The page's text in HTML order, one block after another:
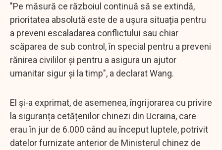
"Pe măsură ce războiul continuă să se extindă,
prioritatea absolută este de a ușura situația pentru
a preveni escaladarea conflictului sau chiar
scăparea de sub control, în special pentru a preveni
rănirea civililor și pentru a asigura un ajutor
umanitar sigur și la timp", a declarat Wang.
El și-a exprimat, de asemenea, îngrijorarea cu privire
la siguranța cetățenilor chinezi din Ucraina, care
erau în jur de 6.000 când au început luptele, potrivit
datelor furnizate anterior de Ministerul chinez de